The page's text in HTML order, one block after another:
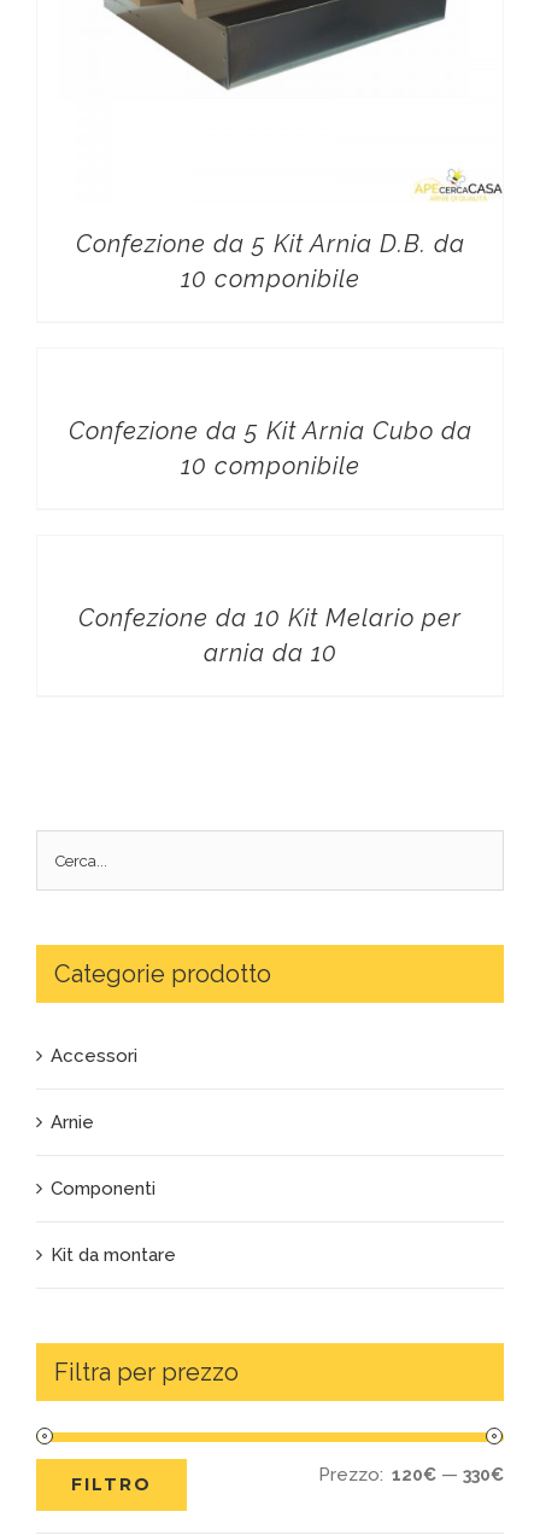
Confezione da 5 Kit Arnia D.B. da
10 componibile
Confezione da 5 Kit Arnia Cubo da
10 componibile
Confezione da 10 Kit Melario per
arnia da 10
Categorie prodotto
Accessori
Arnie
Componenti
Kit da montare
Filtra per prezzo
FILTRO Prezzo: 120€ — 330€